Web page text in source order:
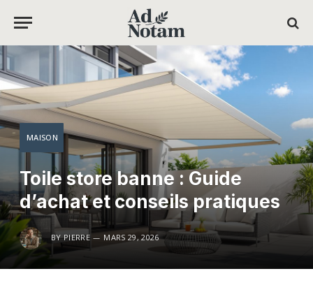
MAISON
Toile store banne : Guide
d’achat et conseils pratiques
BY PIERRE MARS 29, 2026